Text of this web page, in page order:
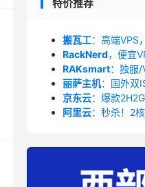
特价推荐
搬瓦工：高端VPS
RackNerd，便宜
RAKsmart：独服
丽萨主机：国外双
京东云：爆款
阿里云：秒杀！2